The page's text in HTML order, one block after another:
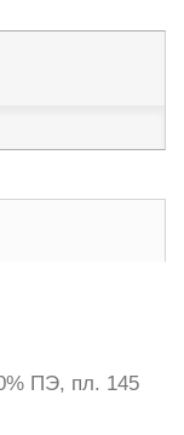
ПЭ, пл. 145